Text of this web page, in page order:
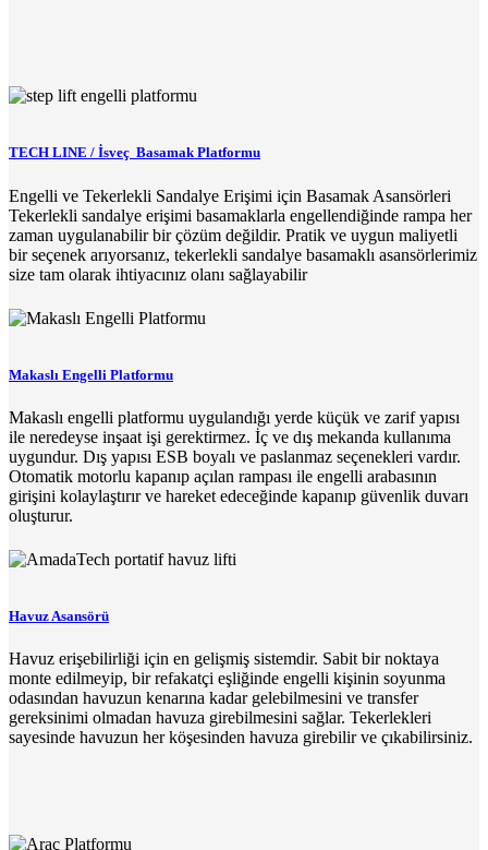
TECH LINE / İsveç Basamak Platformu
Engelli ve Tekerlekli Sandalye Erişimi için Basamak Asansörleri
Tekerlekli sandalye erişimi basamaklarla engellendiğinde rampa her
zaman uygulanabilir bir çözüm değildir. Pratik ve uygun maliyetli
bir seçenek arıyorsanız, tekerlekli sandalye basamaklı asansörlerimiz
size tam olarak ihtiyacınız olanı sağlayabilir
Makaslı Engelli Platformu
Makaslı engelli platformu uygulandığı yerde küçük ve zarif yapısı
ile neredeyse inşaat işi gerektirmez. İç ve dış mekanda kullanıma
uygundur. Dış yapısı ESB boyalı ve paslanmaz seçenekleri vardır.
Otomatik motorlu kapanıp açılan rampası ile engelli arabasının
girişini kolaylaştırır ve hareket edeceğinde kapanıp güvenlik duvarı
oluşturur.
Havuz Asansörü
Havuz erişebilirliği için en gelişmiş sistemdir. Sabit bir noktaya
monte edilmeyip, bir refakatçi eşliğinde engelli kişinin soyunma
odasından havuzun kenarına kadar gelebilmesini ve transfer
gereksinimi olmadan havuza girebilmesini sağlar. Tekerlekleri
sayesinde havuzun her köşesinden havuza girebilir ve çıkabilirsiniz.